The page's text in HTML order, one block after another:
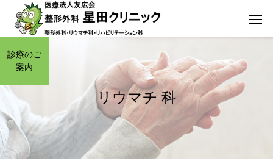
一般 整形外科
腰痛・肩痛・肘痛
リウマチ 科
診療のご
案内